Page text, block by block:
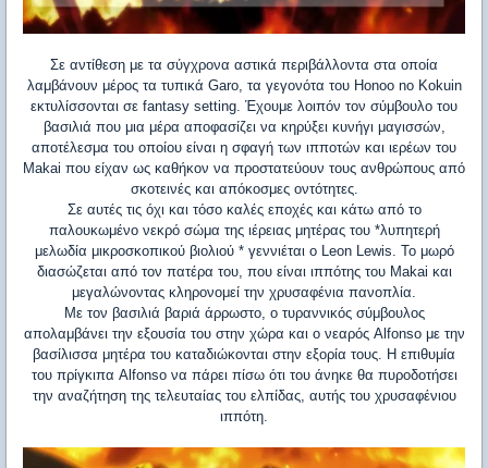
Σε αντίθεση με τα σύγχρονα αστικά περιβάλλοντα στα οποία
λαμβάνουν μέρος τα τυπικά Garo, τα γεγονότα του Honoo no Kokuin
εκτυλίσσονται σε fantasy setting . Έχουμε λοιπόν τον σύμβουλο του
βασιλιά που μια μέρα αποφασίζει να κηρύξει κυνήγι μαγισσών,
αποτέλεσμα του οποίου είναι η σφαγή των ιπποτών και ιερέων του
Makai που είχαν ως καθήκον να προστατεύουν τους ανθρώπους από
σκοτεινές και απόκοσμες οντότητες.
Σε αυτές τις όχι και τόσο καλές εποχές και κάτω από το
παλουκωμένο νεκρό σώμα της ιέρειας μητέρας του *λυπητερή
μελωδία μικροσκοπικού βιολιού * γεννιέται ο Leon Lewis . Το μωρό
διασώζεται από τον πατέρα του, που είναι ιππότης του Makai και
μεγαλώνοντας κληρονομεί την χρυσαφένια πανοπλία.
Με τον βασιλιά βαριά άρρωστο, ο τυραννικός σύμβουλος
απολαμβάνει την εξουσία του στην χώρα και ο νεαρός Alfonso με την
βασίλισσα μητέρα του καταδιώκονται στην εξορία τους. Η επιθυμία
του πρίγκιπα Alfonso να πάρει πίσω ότι του άνηκε θα πυροδοτήσει
την αναζήτηση της τελευταίας του ελπίδας, αυτής του χρυσαφένιου
ιππότη.